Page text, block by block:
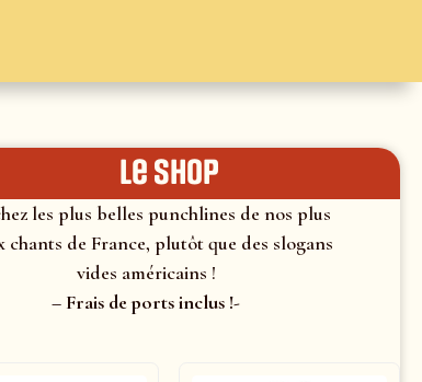
le shop
les plus belles punchlines de nos plus
chants de France, plutôt que des slogans
vides américains !
– Frais de ports inclus !-